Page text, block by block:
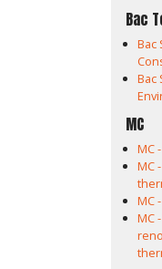
Bac
Bac
Bac
MC
MC
MC
MC
MC